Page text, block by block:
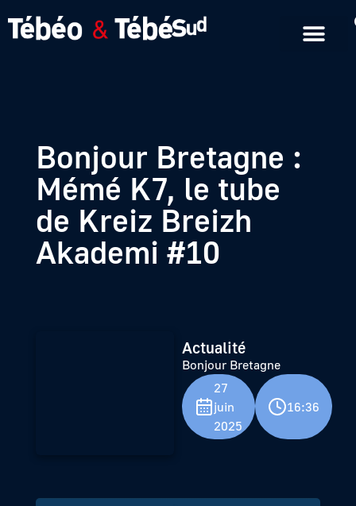
Bonjour Bretagne :
Mémé K7, le tube
de Kreiz Breizh
Akademi #10
Actualité
Bonjour Bretagne
27
juin
2025
16:36